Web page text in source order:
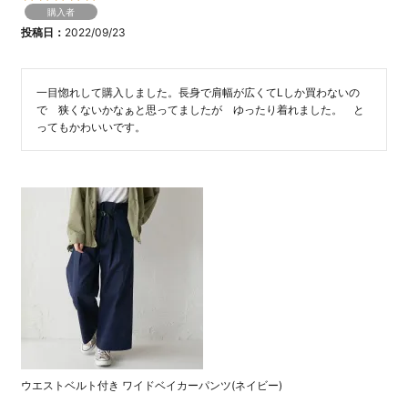
購入者
投稿日 2022/09/23
一目惚れして購入しました。長身で肩幅が広くてLしか買わないの
で　狭くないかなぁと思ってましたが　ゆったり着れました。　と
ってもかわいいです。
ウエストベルト付き ワイドベイカーパンツ(ネイビー)